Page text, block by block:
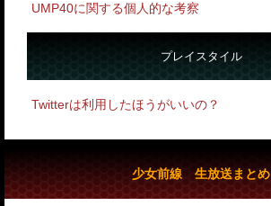
UMP40に関する個人的な考察
プレイスタイル
Twitterは利用したほうがいいの？
少女前線 生放送まとめ